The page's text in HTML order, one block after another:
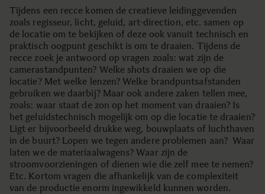
Tijdens een recce komen de creatieve leidinggevenden
zoals regisseur, licht, geluid, art-direction, etc. samen op
de locatie om te bekijken of deze ook vanuit technisch en
praktisch oogpunt geschikt is om te draaien. Tijdens de
recce zoek je antwoord op vragen zoals: wat zijn de
camerastandpunten? Welke shots draaien we op die
locatie? Met welke lenzen? Welke brandpuntsafstanden
gebruiken we daarbij? Maar ook andere zaken tellen mee,
zoals: waar staat de zon op het moment van draaien? Is
het geluidstechnisch mogelijk om op die locatie te draaien?
Ligt er bijvoorbeeld drukke weg, bouwplaats of luchthaven
in de buurt? Lopen we tegen andere problemen aan? Waar
laten we de materiaalwagens? Waar zijn de
stroomvoorzieningen of dienen wie die zelf mee te nemen?
Etc. Kortom vragen die afhankelijk van de complexiteit
van de productie enorm ingewikkeld kunnen worden.